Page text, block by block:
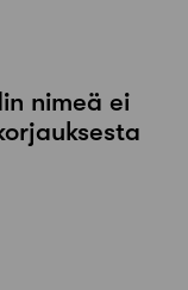
nimeä ei